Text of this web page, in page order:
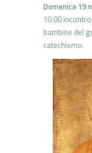
Domenica 19
10.00
bambine del
catechismo.